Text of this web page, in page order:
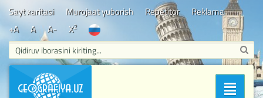
Sayt xaritasi Murojaat yuborish Repetitor
Reklama
+A
A A- X2
Bo'limlar
Bosh sahifa/Bilasizmi